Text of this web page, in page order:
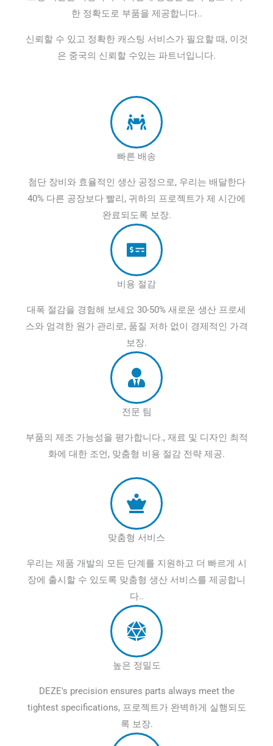
한 정확도로 부품을 제공합니다..
신뢰할 수 있고 정확한 캐스팅 서비스가 필요할 때, 이것
은 중국의 신뢰할 수있는 파트너입니다.
빠른 배송
첨단 장비와 효율적인 생산 공정으로, 우리는 배달한다
40% 다른 공장보다 빨리, 귀하의 프로젝트가 제 시간에
완료되도록 보장.
비용 절감
대폭 절감을 경험해 보세요 30-50% 새로운 생산 프로세
스와 엄격한 원가 관리로, 품질 저하 없이 경제적인 가격
보장.
전문 팀
부품의 제조 가능성을 평가합니다., 재료 및 디자인 최적
화에 대한 조언, 맞춤형 비용 절감 전략 제공.
맞춤형 서비스
우리는 제품 개발의 모든 단계를 지원하고 더 빠르게 시
장에 출시할 수 있도록 맞춤형 생산 서비스를 제공합니
다..
높은 정밀도
DEZE's precision ensures parts always meet the
tightest specifications, 프로젝트가 완벽하게 실행되도
록 보장.